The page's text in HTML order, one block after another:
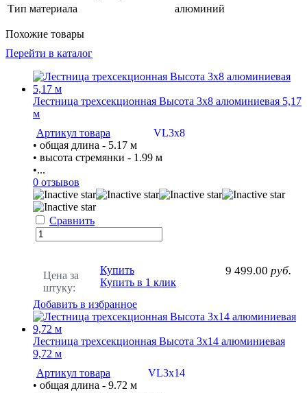
Тип материала
алюминий
Похожие товары
Перейти в каталог
Лестница трехсекционная Высота 3х8 алюминиевая 5,17
м
Артикул товара
VL3x8
• общая длина - 5.17 м
• высота стремянки - 1.99 м
•...
0 отзывов
Сравнить
Цена за
штуку:
9 499.00 руб.
Купить
Купить в 1 клик
Добавить в избранное
Лестница трехсекционная Высота 3х14 алюминиевая
9,72 м
Артикул товара
VL3х14
• общая длина - 9.72 м